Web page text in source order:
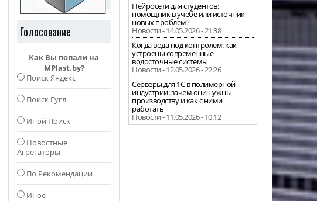
Голосование
Как Вы попали на
MPlast.by?
Поиск Яндекс
Поиск Гугл
Иной Поиск
Новостные
Агрегаторы
По Рекомендации
Иное
Нейросети для студентов:
помощник в учебе или источник
новых проблем?
Новости - 14.05.2026 - 21:38
Когда вода под контролем: как
устроены современные
водосточные системы
Новости - 12.05.2026 - 22:26
Серверы для 1С в полимерной
индустрии: зачем они нужны
производству и как с ними
работать
Новости - 11.05.2026 - 10:12